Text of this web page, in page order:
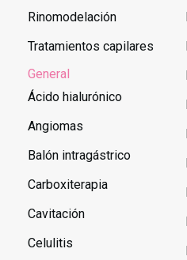
Rinomodelación
Tratamientos capilares
General
Ácido hialurónico
Angiomas
Balón intragástrico
Carboxiterapia
Cavitación
Celulitis